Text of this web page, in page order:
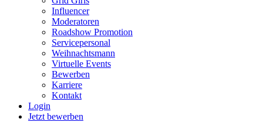
Influencer
Moderatoren
Roadshow Promotion
Servicepersonal
Weihnachtsmann
Virtuelle Events
Bewerben
Karriere
Kontakt
Login
Jetzt bewerben